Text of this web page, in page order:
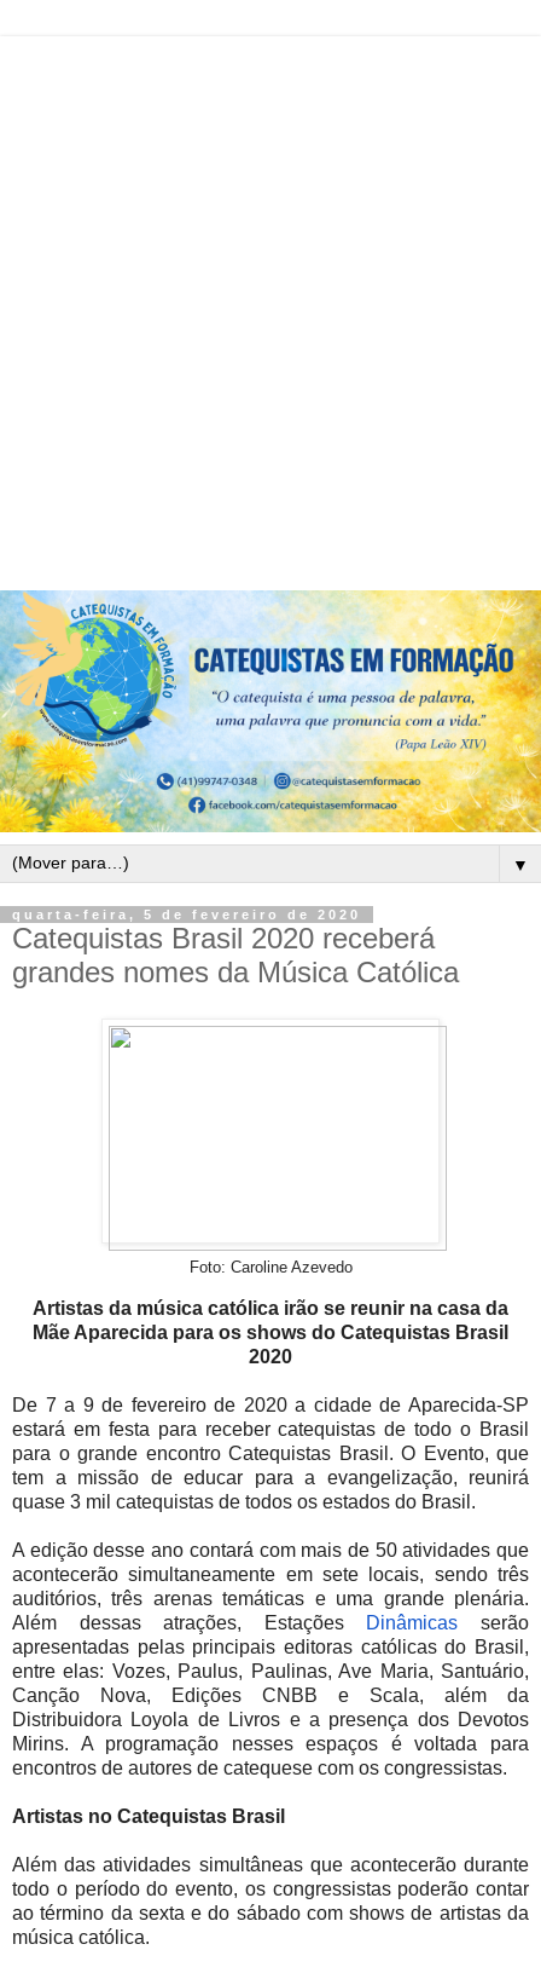
▼
quarta-feira, 5 de fevereiro de 2020
Catequistas Brasil 2020 receberá
grandes nomes da Música Católica
Foto: Caroline Azevedo
Artistas da música católica irão se reunir na casa da
Mãe Aparecida para os shows do Catequistas Brasil
2020
De 7 a 9 de fevereiro de 2020 a cidade de Aparecida-SP
estará em festa para receber catequistas de todo o Brasil
para o grande encontro Catequistas Brasil. O Evento, que
tem a missão de educar para a evangelização, reunirá
quase 3 mil catequistas de todos os estados do Brasil.
A edição desse ano contará com mais de 50 atividades que
acontecerão simultaneamente em sete locais, sendo três
auditórios, três arenas temáticas e uma grande plenária.
Além dessas atrações, Estações Dinâmicas serão
apresentadas pelas principais editoras católicas do Brasil,
entre elas: Vozes, Paulus, Paulinas, Ave Maria, Santuário,
Canção Nova, Edições CNBB e Scala, além da
Distribuidora Loyola de Livros e a presença dos Devotos
Mirins. A programação nesses espaços é voltada para
encontros de autores de catequese com os congressistas.
Artistas no Catequistas Brasil
Além das atividades simultâneas que acontecerão durante
todo o período do evento, os congressistas poderão contar
ao término da sexta e do sábado com shows de artistas da
música católica.